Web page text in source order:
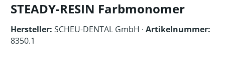
STEADY-RESIN Farbmonomer
Hersteller: SCHEU-DENTAL GmbH · Artikelnummer:
8350.1